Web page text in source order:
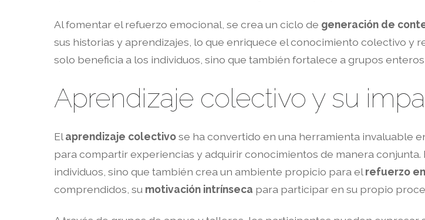
Al fomentar el refuerzo emocional, se crea un ciclo de generación de
sus historias y aprendizajes, lo que enriquece el conocimiento colectivo y
solo beneficia a los individuos, sino que también fortalece a grupos
Aprendizaje colectivo y su
El aprendizaje colectivose ha convertido en una herramienta invaluable
para compartir experiencias y adquirir conocimientos de manera
individuos, sino que también crea un ambiente propicio para el refuerzo
comprendidos, su motivación intrínseca para participar en su propio